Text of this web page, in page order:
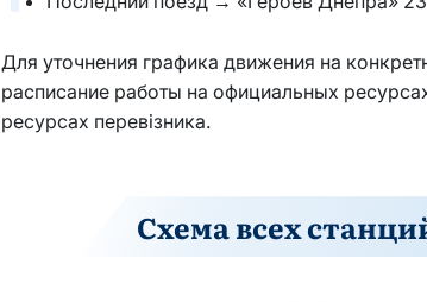
Для уточнения графика движения на
расписание работы на официальных
ресурсах перевізника.
Схема всех